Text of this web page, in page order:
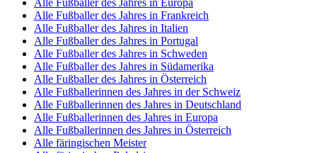
Alle Fußballer des Jahres in Europa
Alle Fußballer des Jahres in Frankreich
Alle Fußballer des Jahres in Italien
Alle Fußballer des Jahres in Portugal
Alle Fußballer des Jahres in Schweden
Alle Fußballer des Jahres in Südamerika
Alle Fußballer des Jahres in Österreich
Alle Fußballerinnen des Jahres in der Schweiz
Alle Fußballerinnen des Jahres in Deutschland
Alle Fußballerinnen des Jahres in Europa
Alle Fußballerinnen des Jahres in Österreich
Alle färingischen Meister